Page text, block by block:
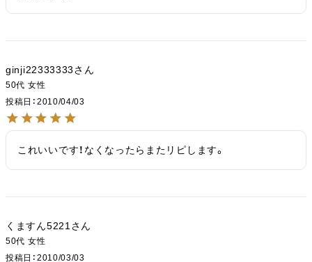
ginji22333333
50代 女性
投稿日
2010/04/03
これいいです！なくなったらまたリピします。
くますん5221
50代 女性
投稿日
2010/03/03